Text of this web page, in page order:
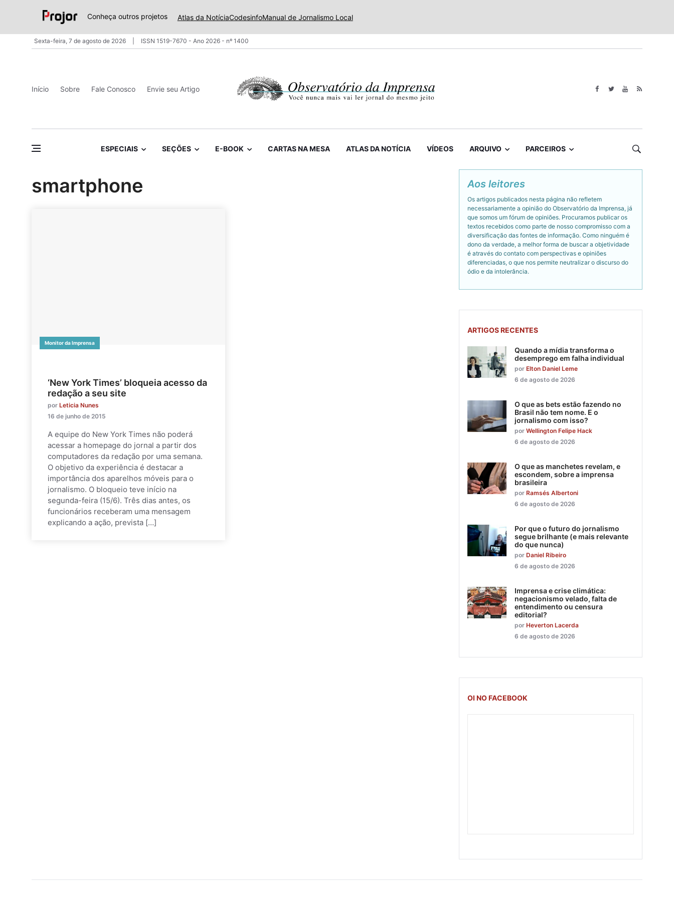
Conheça outros projetos Atlas da NotíciaCodesinfoManual de Jornalismo Local
Sexta-feira, 7 de agosto de 2026 ISSN 1519-7670 - Ano 2026 - nº 1400
Início Sobre Fale Conosco Envie seu Artigo
ESPECIAIS SEÇÕES E-BOOK CARTAS NA MESA ATLAS DA NOTÍCIA VÍDEOS ARQUIVO PARCEIROS
smartphone
Monitor da Imprensa
‘New York Times’ bloqueia acesso da
redação a seu site
por Leticia Nunes
16 de junho de 2015
A equipe do New York Times não poderá
acessar a homepage do jornal a partir dos
computadores da redação por uma semana.
O objetivo da experiência é destacar a
importância dos aparelhos móveis para o
jornalismo. O bloqueio teve início na
segunda-feira (15/6). Três dias antes, os
funcionários receberam uma mensagem
explicando a ação, prevista […]
Aos leitores
Os artigos publicados nesta página não refletem
necessariamente a opinião do Observatório da Imprensa, já
que somos um fórum de opiniões. Procuramos publicar os
textos recebidos como parte de nosso compromisso com a
diversificação das fontes de informação. Como ninguém é
dono da verdade, a melhor forma de buscar a objetividade
é através do contato com perspectivas e opiniões
diferenciadas, o que nos permite neutralizar o discurso do
ódio e da intolerância.
ARTIGOS RECENTES
Quando a mídia transforma o
desemprego em falha individual
por Elton Daniel Leme
6 de agosto de 2026
O que as bets estão fazendo no
Brasil não tem nome. E o
jornalismo com isso?
por Wellington Felipe Hack
6 de agosto de 2026
O que as manchetes revelam, e
escondem, sobre a imprensa
brasileira
por Ramsés Albertoni
6 de agosto de 2026
Por que o futuro do jornalismo
segue brilhante (e mais relevante
do que nunca)
por Daniel Ribeiro
6 de agosto de 2026
Imprensa e crise climática:
negacionismo velado, falta de
entendimento ou censura
editorial?
por Heverton Lacerda
6 de agosto de 2026
OI NO FACEBOOK